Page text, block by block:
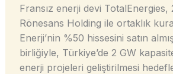
Fransız enerji devi TotalEnergies,
Rönesans Holding ile ortaklık
Enerji’nin %50 hissesini satın
birliğiyle, Türkiye’de 2 GW
enerji projeleri geliştirilmesi